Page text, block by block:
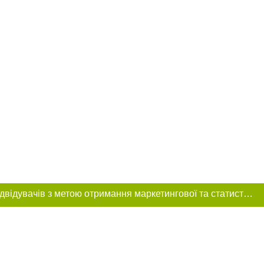
Цей сайт використовує «cookies». Також веб-сайт використовує інтернет-сервіс для збору технічних даних стосовно відвідувачів з метою отримання маркетингової та статистичної інформації. Умови обробки даних відвідувачів сайту див.